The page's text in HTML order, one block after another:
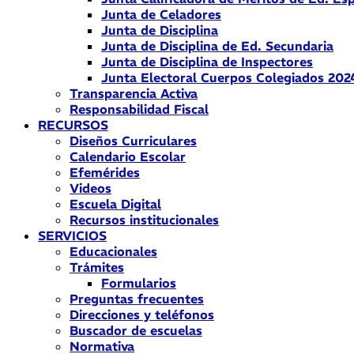
Junta de Celadores
Junta de Disciplina
Junta de Disciplina de Ed. Secundaria
Junta de Disciplina de Inspectores
Junta Electoral Cuerpos Colegiados
Transparencia Activa
Responsabilidad Fiscal
RECURSOS
Diseños Curriculares
Calendario Escolar
Efemérides
Videos
Escuela Digital
Recursos institucionales
SERVICIOS
Educacionales
Trámites
Formularios
Preguntas frecuentes
Direcciones y teléfonos
Buscador de escuelas
Normativa